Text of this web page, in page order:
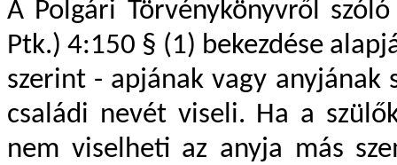
A Polgári Törvénykönyvről
Ptk.) 4:150 § (1) bekezdése
szerint - apjának vagy anyjának
családi nevét viseli. Ha a
nem viselheti az anyja más